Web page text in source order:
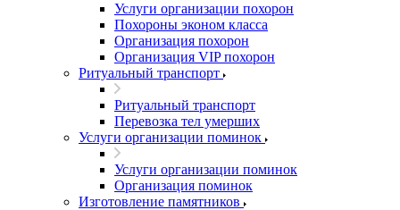
Услуги организации похорон
Похороны эконом класса
Организация похорон
Организация VIP похорон
Ритуальный транспорт
Ритуальный транспорт
Перевозка тел умерших
Услуги организации поминок
Услуги организации поминок
Организация поминок
Изготовление памятников